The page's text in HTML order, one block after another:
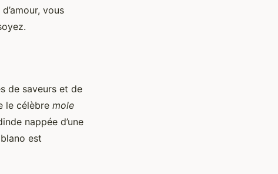
vous
de saveurs et de
le célèbre mole
nappée d’une
est